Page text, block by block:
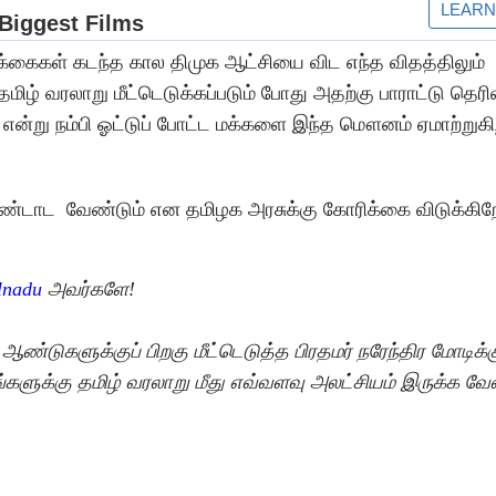
கடந்த கால திமுக ஆட்சியை விட எந்த விதத்திலும்
வரலாறு மீட்டெடுக்கப்படும் போது அதற்கு பாராட்டு
என்று நம்பி ஓட்டுப் போட்ட மக்களை இந்த மௌனம்
வேண்டும் என தமிழக அரசுக்கு கோரிக்கை
அவர்களே!
பிறகு மீட்டெடுத்த பிரதமர் நரேந்திர
தமிழ் வரலாறு மீது எவ்வளவு அலட்சியம் இருக்க